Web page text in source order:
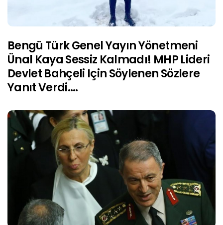
Bengü Türk Genel Yayın Yönetmeni
Ünal Kaya Sessiz Kalmadı! MHP Lideri
Devlet Bahçeli Için Söylenen Sözlere
Yanıt Verdi….